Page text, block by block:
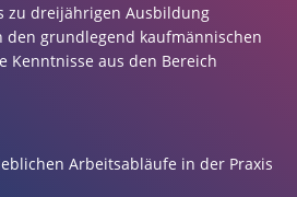
zu dreijährigen Ausbildung
grundlegend kaufmännischen
Kenntnisse aus den Bereich
Arbeitsabläufe in der Praxis